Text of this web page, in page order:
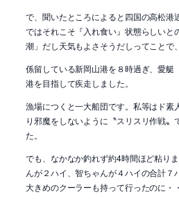
で、聞いたところによると四国の高松港
ではそれこそ『入れ食い』状態らしいと
潮」だし天気もよさそうだしってことで
係留している新岡山港を８時過ぎ、愛艇
港を目指して疾走しました。
漁場につくと一大船団です。私等はド素
り邪魔をしないように〝スリスリ作戦〟
た。
でも、なかなか釣れず約4時間ほど粘り
んが２ハイ、智ちゃんが４ハイの合計７
大きめのクーラーも持って行ったのに・